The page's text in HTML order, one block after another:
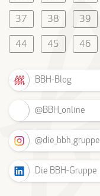
37 38 39
44 45 46
BBH-Blog
@BBH_online
@die_bbh_gruppe
Die BBH-Gruppe